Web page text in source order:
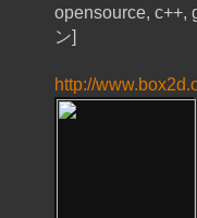
opensource, c++,
ン]
http://